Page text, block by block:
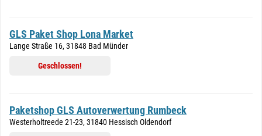
GLS Paket Shop Lona Market
Lange Straße 16, 31848 Bad Münder
Geschlossen!
Paketshop GLS Autoverwertung Rumbeck
Westerholtreede 21-23, 31840 Hessisch Oldendorf